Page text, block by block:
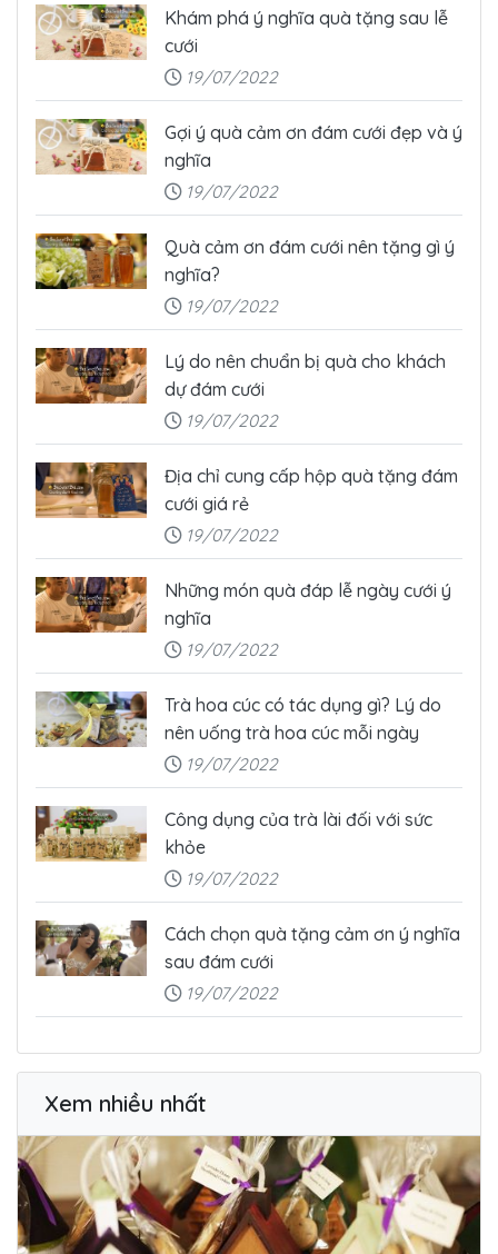
Khám phá ý nghĩa quà tặng sau lễ
cưới
19/07/2022
Gợi ý quà cảm ơn đám cưới đẹp và ý
nghĩa
19/07/2022
Quà cảm ơn đám cưới nên tặng gì ý
nghĩa?
19/07/2022
Lý do nên chuẩn bị quà cho khách
dự đám cưới
19/07/2022
Địa chỉ cung cấp hộp quà tặng đám
cưới giá rẻ
19/07/2022
Những món quà đáp lễ ngày cưới ý
nghĩa
19/07/2022
Trà hoa cúc có tác dụng gì? Lý do
nên uống trà hoa cúc mỗi ngày
19/07/2022
Công dụng của trà lài đối với sức
khỏe
19/07/2022
Cách chọn quà tặng cảm ơn ý nghĩa
sau đám cưới
19/07/2022
Xem nhiều nhất